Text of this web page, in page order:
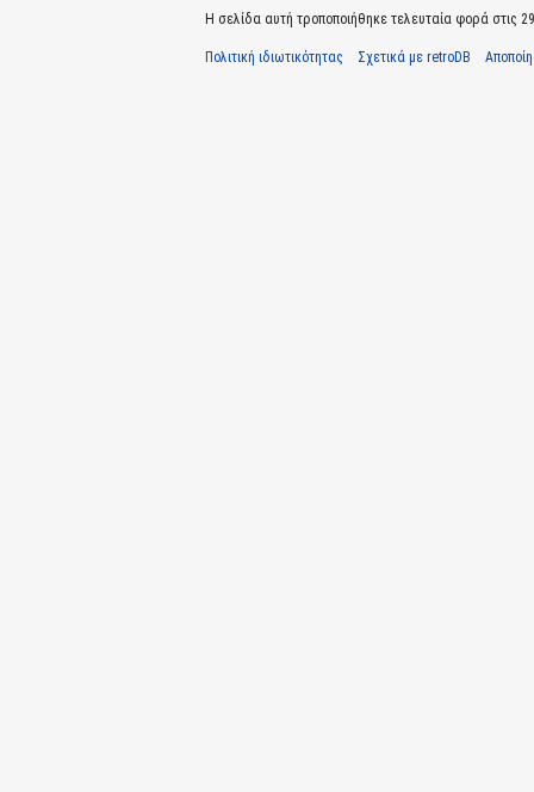
Η σελίδα αυτή τροποποιήθηκε τελευταία φορά στις
Πολιτική ιδιωτικότητας Σχετικά με retroDB